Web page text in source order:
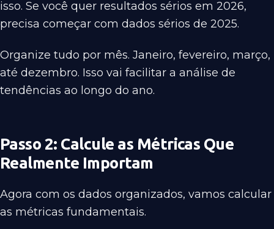
isso. Se você quer resultados sérios em 2026,
precisa começar com dados sérios de 2025.
Organize tudo por mês. Janeiro, fevereiro, março,
até dezembro. Isso vai facilitar a análise de
tendências ao longo do ano.
Passo 2: Calcule as Métricas Que
Realmente Importam
Agora com os dados organizados, vamos calcular
as métricas fundamentais.